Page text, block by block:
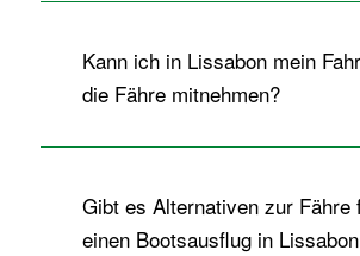
Kann ich in Lissabon mein
die Fähre mitnehmen?
Gibt es Alternativen zur Fähre
einen Bootsausflug in